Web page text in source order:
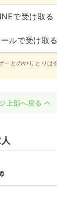
で受け取る
ルで受け取る
ーとのやりとりは
上部へ戻る